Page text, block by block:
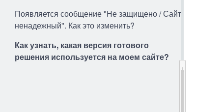
Появляется сообщение "Не защищено / Сайт
ненадежный". Как это изменить?
Как узнать, какая версия готового
решения используется на моем сайте?